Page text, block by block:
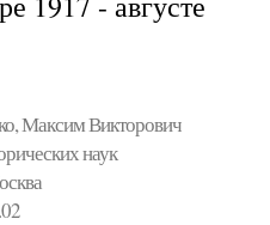
Максим Викторович
наук